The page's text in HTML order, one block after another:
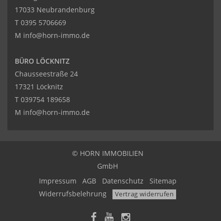
17033 Neubrandenburg
T 0395 5706669
M info@horn-immo.de
BÜRO LÖCKNITZ
Chausseestraße 24
17321 Löcknitz
T 039754 189658
M info@horn-immo.de
© HORN IMMOBILIEN
GmbH
Impressum
AGB Datenschutz
Sitemap
Widerrufsbelehrung
Vertrag widerrufen